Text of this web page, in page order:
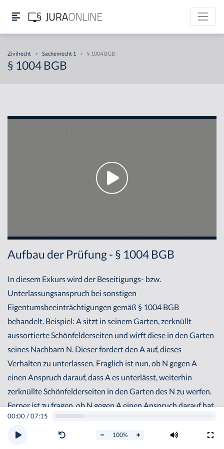
Zivilrecht > Sachenrecht 1 > § 1004 BGB
§ 1004 BGB
00:00/07:15
100%
Aufbau der Prüfung - § 1004 BGB
In diesem Exkurs wird der Beseitigungs- bzw.
Unterlassungsanspruch bei sonstigen
Eigentumsbeeinträchtigungen gemäß § 1004 BGB
behandelt. Beispiel: A sitzt in seinem Garten, zerknüllt
aussortierte Schönfelderseiten und wirft diese in den Garten
seines Nachbarn N. Dieser fordert den A auf, dieses
Verhalten zu unterlassen. Fraglich ist nun, ob N gegen A
einen Anspruch darauf, dass A es unterlässt, weiterhin
zerknüllte Schönfelderseiten in den Garten des N zu werfen.
Ferner ist zu fragen, ob N gegen A einen Anspruch darauf hat,
dass A die bereits im Garten des N befindlichen Papierkugeln
beseitigt. Dies bestimmt sich nach § 1004 BGB. Im Rahmen